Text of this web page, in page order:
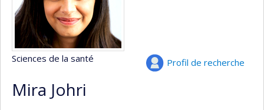
Profil de recherche
Sciences de la santé
Mira Johri